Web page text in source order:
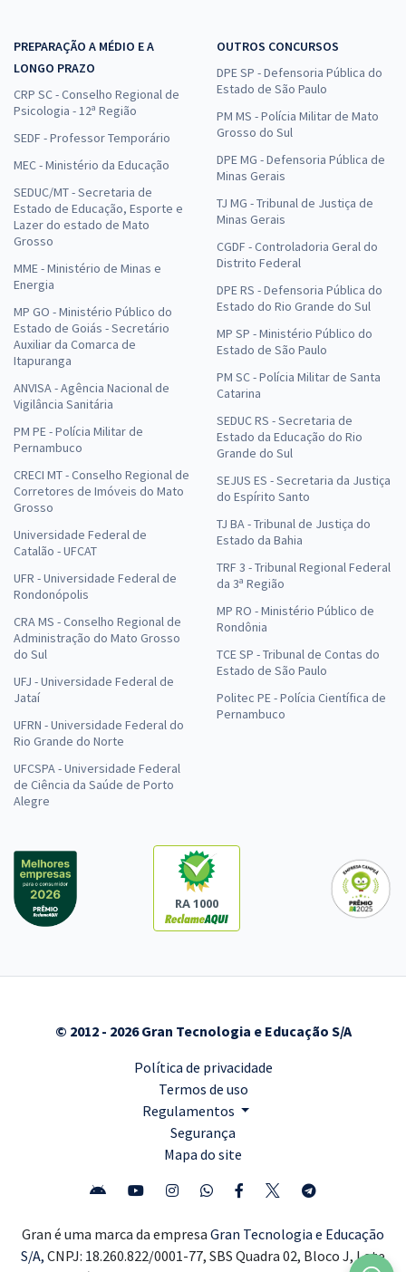
PREPARAÇÃO A MÉDIO E A
LONGO PRAZO
CRP SC - Conselho Regional de
Psicologia - 12ª Região
SEDF - Professor Temporário
MEC - Ministério da Educação
SEDUC/MT - Secretaria de
Estado de Educação, Esporte e
Lazer do estado de Mato
Grosso
MME - Ministério de Minas e
Energia
MP GO - Ministério Público do
Estado de Goiás - Secretário
Auxiliar da Comarca de
Itapuranga
ANVISA - Agência Nacional de
Vigilância Sanitária
PM PE - Polícia Militar de
Pernambuco
CRECI MT - Conselho Regional de
Corretores de Imóveis do Mato
Grosso
Universidade Federal de
Catalão - UFCAT
UFR - Universidade Federal de
Rondonópolis
CRA MS - Conselho Regional de
Administração do Mato Grosso
do Sul
UFJ - Universidade Federal de
Jataí
UFRN - Universidade Federal do
Rio Grande do Norte
UFCSPA - Universidade Federal
de Ciência da Saúde de Porto
Alegre
OUTROS CONCURSOS
DPE SP - Defensoria Pública do
Estado de São Paulo
PM MS - Polícia Militar de Mato
Grosso do Sul
DPE MG - Defensoria Pública de
Minas Gerais
TJ MG - Tribunal de Justiça de
Minas Gerais
CGDF - Controladoria Geral do
Distrito Federal
DPE RS - Defensoria Pública do
Estado do Rio Grande do Sul
MP SP - Ministério Público do
Estado de São Paulo
PM SC - Polícia Militar de Santa
Catarina
SEDUC RS - Secretaria de
Estado da Educação do Rio
Grande do Sul
SEJUS ES - Secretaria da Justiça
do Espírito Santo
TJ BA - Tribunal de Justiça do
Estado da Bahia
TRF 3 - Tribunal Regional Federal
da 3ª Região
MP RO - Ministério Público de
Rondônia
TCE SP - Tribunal de Contas do
Estado de São Paulo
Politec PE - Polícia Científica de
Pernambuco
RA 1000
© 2012 - 2026 Gran Tecnologia e Educação S/A
Política de privacidade
Termos de uso
Regulamentos
Segurança
Mapa do site
Gran é uma marca da empresa Gran Tecnologia e Educação
S/A, CNPJ: 18.260.822/0001-77, SBS Quadra 02, Bloco J, Lote